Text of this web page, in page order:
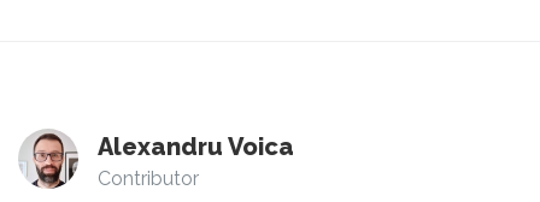
Alexandru Voica
Contributor